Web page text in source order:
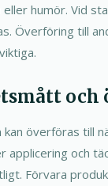
humör. Vid
Överföring till
och
överföras till
applicering och
Förvara